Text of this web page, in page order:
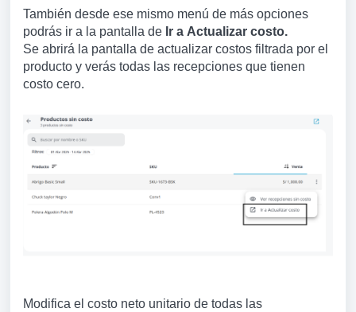
También desde ese mismo menú de más opciones
podrás ir a la pantalla de Ir a Actualizar costo.
Se abrirá la pantalla de actualizar costos filtrada por el
producto y verás todas las recepciones que tienen
costo cero.
Modifica el costo neto unitario de todas las